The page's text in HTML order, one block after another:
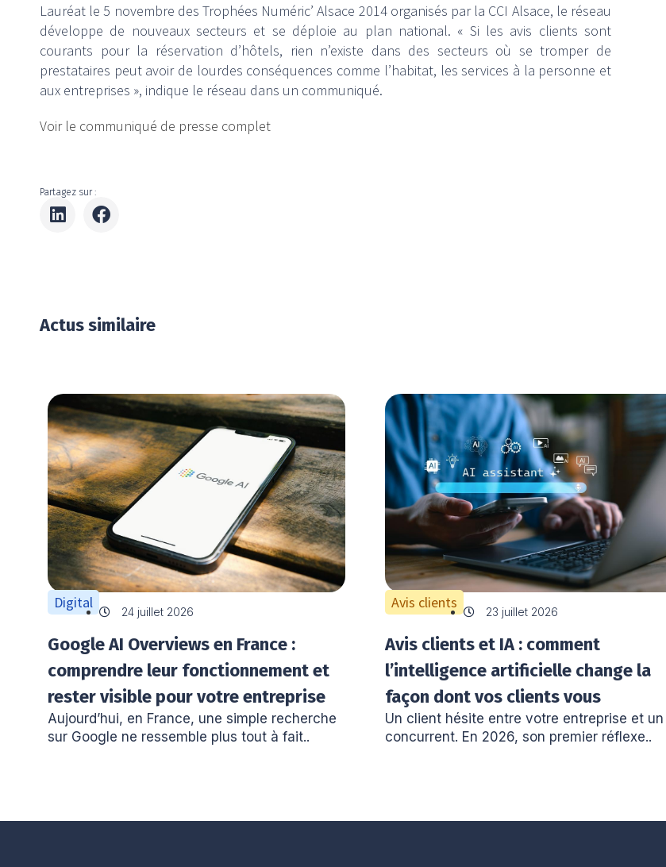
Lauréat le 5 novembre des Trophées Numéric’ Alsace 2014 organisés par la CCI Alsace, le réseau
développe de nouveaux secteurs et se déploie au plan national. « Si les avis clients sont
courants pour la réservation d’hôtels, rien n’existe dans des secteurs où se tromper de
prestataires peut avoir de lourdes conséquences comme l’habitat, les services à la personne et
aux entreprises », indique le réseau dans un communiqué.
Voir le communiqué de presse complet
Partagez sur :
Actus similaire
Digital
24 juillet 2026
Google AI Overviews en France :
comprendre leur fonctionnement et
rester visible pour votre entreprise
Aujourd’hui, en France, une simple recherche
sur Google ne ressemble plus tout à fait..
Avis clients
23 juillet 2026
Avis clients et IA : comment
l’intelligence artificielle change la
façon dont vos clients vous
choisissent
Un client hésite entre votre entreprise et un
concurrent. En 2026, son premier réflexe..